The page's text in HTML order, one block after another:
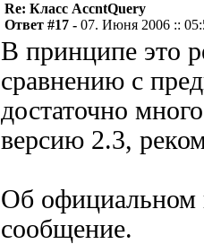
Re: Класс AccntQuery
Ответ #17 - 07. Июня 2006 ::
В принципе это
сравнению с
достаточно
версию 2.3,
Об официальном
сообщение.